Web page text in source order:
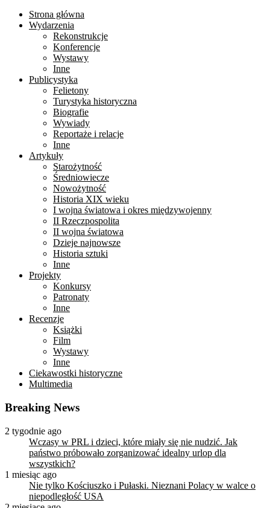
Strona główna
Wydarzenia
Rekonstrukcje
Konferencje
Wystawy
Inne
Publicystyka
Felietony
Turystyka historyczna
Biografie
Wywiady
Reportaże i relacje
Inne
Artykuły
Starożytność
Średniowiecze
Nowożytność
Historia XIX wieku
I wojna światowa i okres międzywojenny
II Rzeczpospolita
II wojna światowa
Dzieje najnowsze
Historia sztuki
Inne
Projekty
Konkursy
Patronaty
Inne
Recenzje
Książki
Film
Wystawy
Inne
Ciekawostki historyczne
Multimedia
Breaking News
2 tygodnie ago
Wczasy w PRL i dzieci, które miały się nie nudzić. Jak
państwo próbowało zorganizować idealny urlop dla
wszystkich?
1 miesiąc ago
Nie tylko Kościuszko i Pułaski. Nieznani Polacy w walce o
niepodległość USA